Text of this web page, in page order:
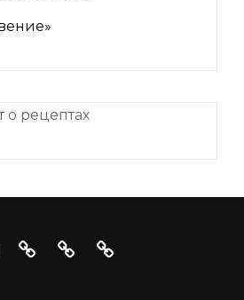
рецептах
instagram
facebookСвязаться